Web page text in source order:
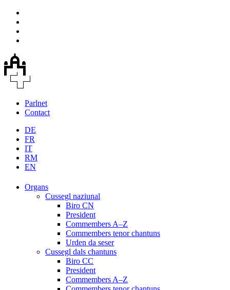
Parlnet
Contact
DE
FR
IT
RM
EN
Organs
Cussegl naziunal
Biro CN
President
Commembers A–Z
Commembers tenor chantuns
Urden da seser
Cussegl dals chantuns
Biro CC
President
Commembers A–Z